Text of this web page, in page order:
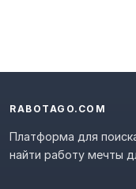
RABOTAGO.COM
Платформа для
найти работу мечты